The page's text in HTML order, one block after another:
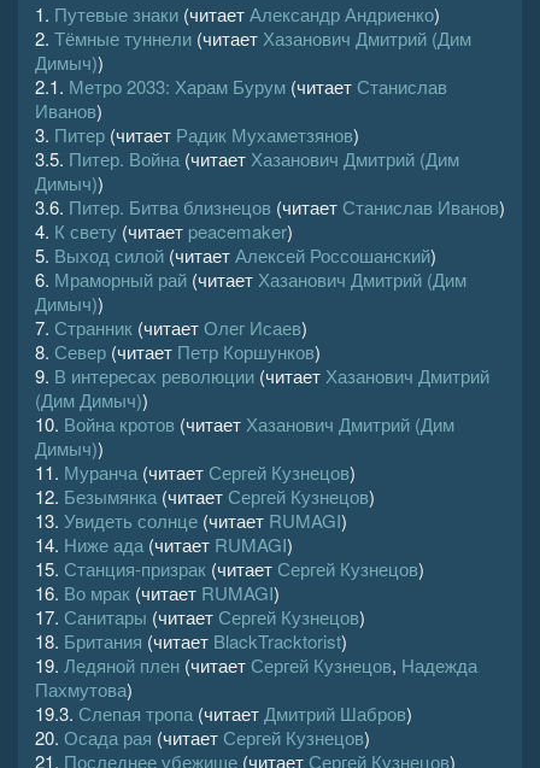
1. Путевые знаки (читаетАлександр Андриенко)
2. Тёмные туннели (читает Хазанович Дмитрий (Дим
Димыч))
2.1. Метро 2033: Харам Бурум (читает Станислав
Иванов)
3. Питер (читает Радик Мухаметзянов)
3.5. Питер. Война (читает Хазанович Дмитрий (Дим
Димыч))
3.6. Питер. Битва близнецов (читает Станислав Иванов)
4. К свету (читает peacemaker)
5. Выход силой (читаетАлексей Россошанский)
6. Мраморный рай (читает Хазанович Дмитрий (Дим
Димыч))
7. Странник (читаетОлег Исаев)
8. Север (читает Петр Коршунков)
9. В интересах революции (читает Хазанович Дмитрий
(Дим Димыч))
10. Война кротов (читает Хазанович Дмитрий (Дим
Димыч))
11. Муранча (читает Сергей Кузнецов)
12. Безымянка (читает Сергей Кузнецов)
13. Увидеть солнце (читает RUMAGI)
14. Ниже ада (читает RUMAGI)
15. Станция-призрак (читает Сергей Кузнецов)
16. Во мрак (читает RUMAGI)
17. Санитары (читает Сергей Кузнецов)
18. Британия (читает BlackTracktorist)
19. Ледяной плен (читает Сергей Кузнецов, Надежда
Пахмутова)
19.3. Слепая тропа (читает Дмитрий Шабров)
20. Осада рая (читает Сергей Кузнецов)
21. Последнее убежище (читает Сергей Кузнецов)